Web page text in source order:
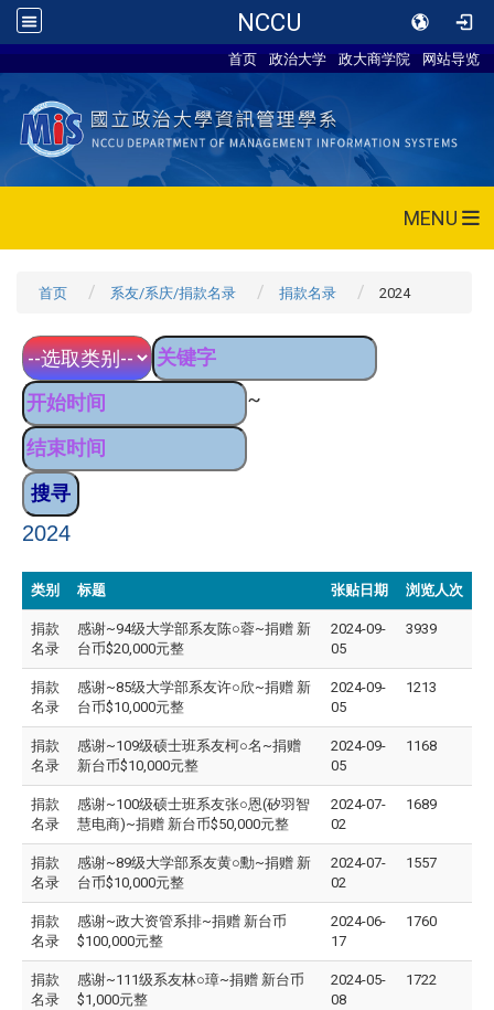
NCCU
首页 政治大学 政大商学院 网站导览
MENU
首页 系友/系庆/捐款名录 捐款名录 2024
~
2024
类别 标题 张贴日期 浏览人次
捐款
名录
感谢~94级大学部系友陈○蓉~捐赠 新
台币$20,000元整
2024-09-
05
3939
捐款
名录
感谢~85级大学部系友许○欣~捐赠 新
台币$10,000元整
2024-09-
05
1213
捐款
名录
感谢~109级硕士班系友柯○名~捐赠
新台币$10,000元整
2024-09-
05
1168
捐款
名录
感谢~100级硕士班系友张○恩(矽羽智
慧电商)~捐赠 新台币$50,000元整
2024-07-
02
1689
捐款
名录
感谢~89级大学部系友黄○勳~捐赠 新
台币$10,000元整
2024-07-
02
1557
捐款
名录
感谢~政大资管系排~捐赠 新台币
$100,000元整
2024-06-
17
1760
捐款
名录
感谢~111级系友林○璋~捐赠 新台币
$1,000元整
2024-05-
08
1722